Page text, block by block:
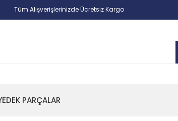
Tüm Alışverişlerinizde Ücretsiz Kargo
PARÇALAR